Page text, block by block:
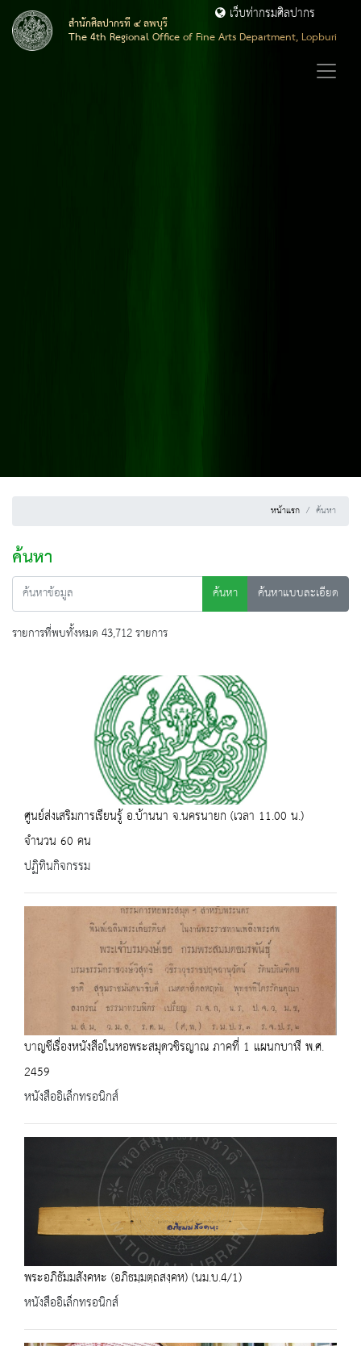
สำนักศิลปากรที่ ๔ ลพบุรี
The 4th Regional Office of Fine Arts Department, Lopburi
เว็บท่ากรมศิลปากร
หน้าแรก ค้นหา
ค้นหา
ค้นหา
ค้นหาแบบละเอียด
รายการที่พบทั้งหมด 43,712 รายการ
ศูนย์ส่งเสริมการเรียนรู้ อ.บ้านนา จ.นครนายก (เวลา 11.00 น.)
จำนวน 60 คน
ปฏิทินกิจกรรม
บาญชีเรื่องหนังสือในหอพระสมุดวชิรญาณ ภาคที่ 1 แผนกบาฬี พ.ศ.
2459
หนังสืออิเล็กทรอนิกส์
พระอภิธัมมสังคหะ (อภิธมฺมตฺถสงฺคห) (นม.บ.4/1)
หนังสืออิเล็กทรอนิกส์